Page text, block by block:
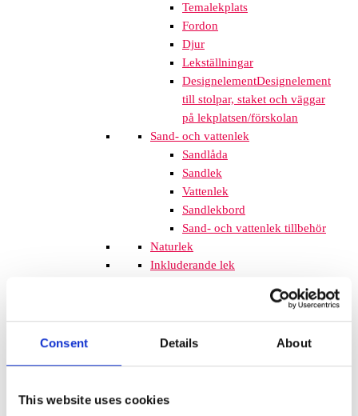
Consent Details About
This website uses cookies
Temalekplats
Fordon
Djur
Lekställningar
DesignelementDesignelement
till stolpar, staket och väggar
på lekplatsen/förskolan
Sand- och vattenlek
Sandlåda
Sandlek
Vattenlek
Sandlekbord
Sand- och vattenlek tillbehör
Naturlek
Inkluderande lek
Inspringningshinder
Övrigt
gör att barnen kan hoppa högt. Att